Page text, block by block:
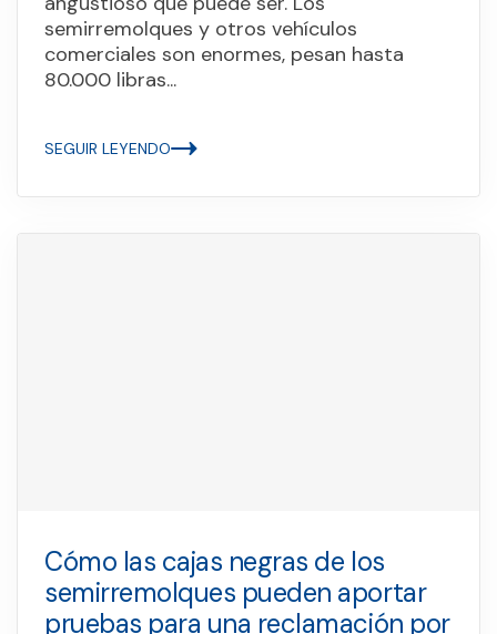
semirremolques y otros vehículos
comerciales son enormes, pesan hasta
80.000 libras...
SEGUIR LEYENDO
Cómo las cajas negras de los
semirremolques pueden aportar
pruebas para una reclamación por